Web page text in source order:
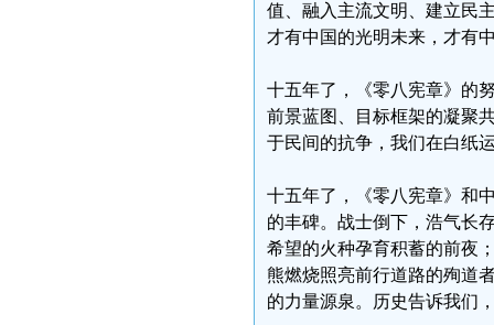
值、融入主流文明、建立民
才有中国的光明未来，才有
十五年了，《零八宪章》的
前景蓝图、目标框架的凝聚
于民间的抗争，我们在白纸
十五年了，《零八宪章》和
的丰碑。战士倒下，浩气长
希望的火种孕育积蓄的前夜
熊燃烧照亮前行道路的殉道
的力量源泉。历史告诉我们